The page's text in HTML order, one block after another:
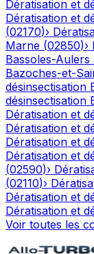
Dératisation et
Dératisation et
(02170)›
Marne (02850)›
Bassoles-Aulers
Bazoches-et-
désinsectisation
désinsectisation
Dératisation et
Dératisation et
Dératisation et
Dératisation et
(02590)›
(02110)›
Dératisation et
Dératisation et
Voir toutes les